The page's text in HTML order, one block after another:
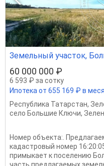
Земельный участок,
60 000 000 ₽
6 593 ₽ за сотку
Ипотека от 655 169 ₽ в
Республика Татарстан,
село Большие Ключи,
Номер объекта:.
кадастровый номер
примыкает к поселению